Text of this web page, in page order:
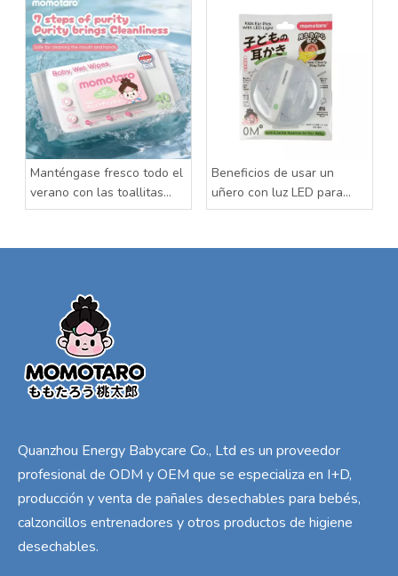
Manténgase fresco todo el
verano con las toallitas
húmedas para bebés
Beneficios de usar un
uñero con luz LED para
bebés
Quanzhou Energy Babycare Co., Ltd es un proveedor
profesional de ODM y OEM que se especializa en I+D,
producción y venta de pañales desechables para bebés,
calzoncillos entrenadores y otros productos de higiene
desechables.